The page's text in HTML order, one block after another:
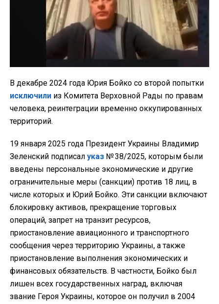
В декабре 2024 года Юрия Бойко со второй попытки
исключили из Комитета Верховной Рады по правам
человека, реинтеграции временно оккупированных
территорий.
19 января 2025 года Президент Украины Владимир
Зеленский подписал указ № 38/2025, которым были
введены персональные экономические и другие
ограничительные меры (санкции) против 18 лиц, в
числе которых и Юрий Бойко. Эти санкции включают
блокировку активов, прекращение торговых
операций, запрет на транзит ресурсов,
приостановление авиационного и транспортного
сообщения через территорию Украины, а также
приостановление выполнения экономических и
финансовых обязательств. В частности, Бойко был
лишен всех государственных наград, включая
звание Героя Украины, которое он получил в 2004